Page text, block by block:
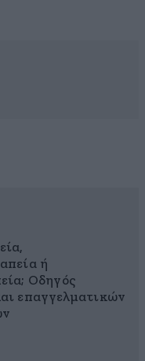
ή
Οδηγός
επαγγελματικών